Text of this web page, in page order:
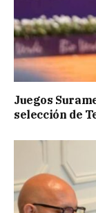
Juegos
selección de